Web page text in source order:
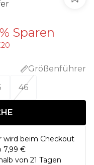
Sparen
Größenführer
46
wird beim Checkout
7,99 €
von 21 Tagen